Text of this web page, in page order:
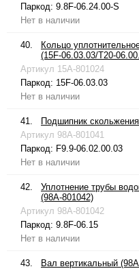
Паркод: 9.8F-06.24.00-S
Нет в наличии
40.
Кольцо
(15F-06.03.03/T20-
Артикул 15A-801024
Паркод: 15F-06.03.03
Нет в наличии
41.
Подшипник
Артикул 98A-801041
Паркод: F9.9-06.02.00.03
Нет в наличии
42.
Уплотнение трубы
(98A-801042)
Артикул 98A-801042
Паркод: 9.8F-06.15
Нет в наличии
43.
Вал вертикальный